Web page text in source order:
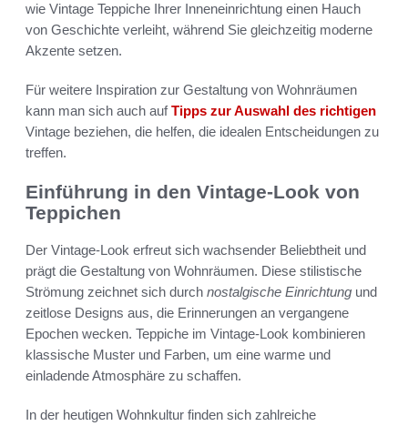
wie Vintage Teppiche Ihrer Inneneinrichtung einen Hauch
von Geschichte verleiht, während Sie gleichzeitig moderne
Akzente setzen.
Für weitere Inspiration zur Gestaltung von Wohnräumen
kann man sich auch aufTipps zur Auswahl des richtigen
Vintage beziehen, die helfen, die idealen Entscheidungen zu
treffen.
Einführung in den Vintage-Look von
Teppichen
Der Vintage-Look erfreut sich wachsender Beliebtheit und
prägt die Gestaltung von Wohnräumen. Diese stilistische
Strömung zeichnet sich durch nostalgische Einrichtung und
zeitlose Designs aus, die Erinnerungen an vergangene
Epochen wecken. Teppiche im Vintage-Look kombinieren
klassische Muster und Farben, um eine warme und
einladende Atmosphäre zu schaffen.
In der heutigen Wohnkultur finden sich zahlreiche